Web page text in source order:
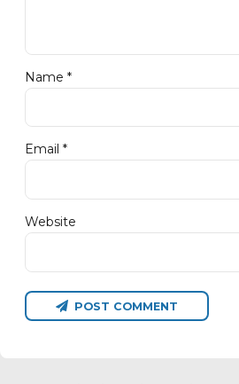
Name *
Email *
Website
POST COMMENT